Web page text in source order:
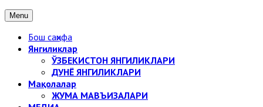
Menu
Бош саҳифа
Янгиликлар
ЎЗБЕКИСТОН ЯНГИЛИКЛАРИ
ДУНЁ ЯНГИЛИКЛАРИ
Мақолалар
ЖУМА МАВЪИЗАЛАРИ